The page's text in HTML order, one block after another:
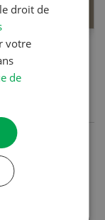
:
droit de
votre
de